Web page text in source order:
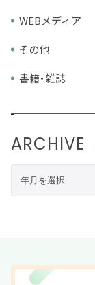
WEBメディア
その他
書籍・雑誌
ARCHIVE